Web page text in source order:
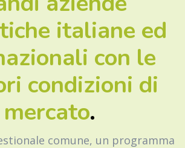
italiane ed
con le
condizioni di
mercato.
comune, un programma